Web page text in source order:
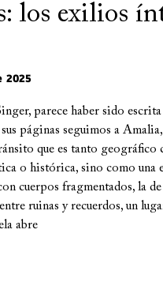
los exilios
2025
parece haber sido
páginas seguimos a Amalia,
que es tanto
o histórica, sino como una
cuerpos fragmentados, la
ruinas y recuerdos, un
abre